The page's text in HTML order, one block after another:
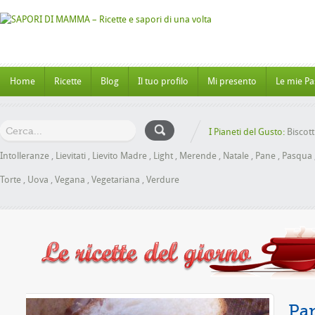
Home Ricette Blog Il tuo profilo Mi presento Le mie
I Pianeti del Gusto:
Intolleranze , Lievitati , Lievito Madre , Light , Merende , Natale , Pane , Pasqua
Torte , Uova , Vegana , Vegetariana , Verdure
senza